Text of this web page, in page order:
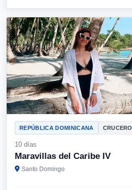
REPÚBLICA DOMINICANA CRUCERO
10 días
Maravillas del Caribe IV
Santo Domingo